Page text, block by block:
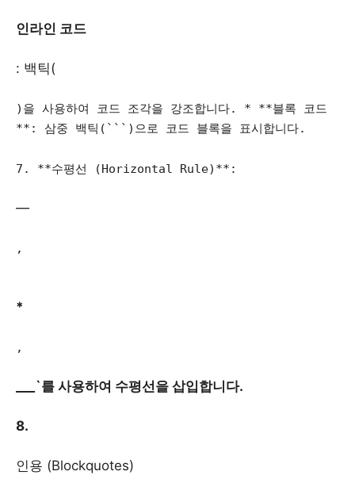
인라인 코드
: 백틱(
)을 사용하여 코드 조각을 강조합니다. * **블록 코드
**: 삼중 백틱(```)으로 코드 블록을 표시합니다.
7. **수평선 (Horizontal Rule)**:
—
,
*
,
___`를 사용하여 수평선을 삽입합니다.
8.
인용 (Blockquotes)